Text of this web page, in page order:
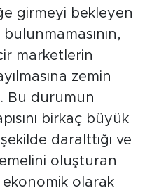
girmeyi bekleyen
bulunmamasının,
marketlerin
zemin
Bu durumun
birkaç büyük
daralttığı ve
oluşturan
olarak